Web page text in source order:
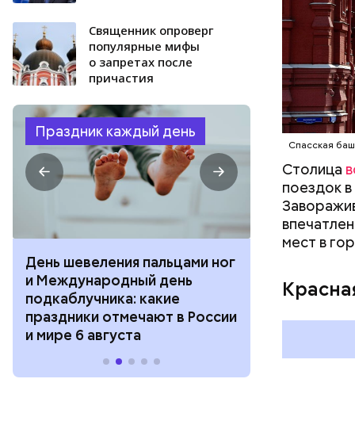
Священник опроверг
популярные мифы
о запретах после
причастия
Праздник каждый день
День шевеления пальцами ног
и Международный день
подкаблучника: какие
праздники отмечают в России
и мире 6 августа
горизонта и
курсанта:
отмечают в
Спасская
Столица
поездок
мест в